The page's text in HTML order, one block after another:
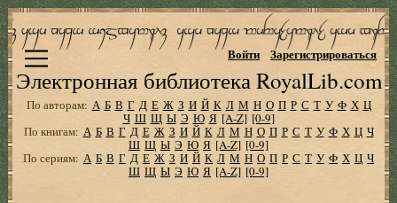
Электронная библиотека RoyalLib.com
Войти Зарегистрироваться
По авторам: А Б В Г Д Е Ж З И Й К Л М Н О П Р С Т У Ф Х Ц
Ч Ш Щ Ы Э Ю Я [A-Z] [0-9]
По книгам: А Б В Г Д Е Ж З И Й К Л М Н О П Р С Т У Ф Х Ц Ч
Ш Щ Ы Э Ю Я [A-Z] [0-9]
По сериям: А Б В Г Д Е Ж З И Й К Л М Н О П Р С Т У Ф Х Ц Ч
Ш Щ Ы Э Ю Я [A-Z] [0-9]